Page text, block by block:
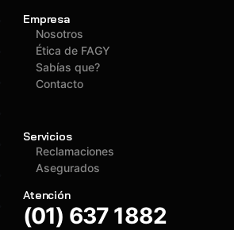
Empresa
Nosotros
Ética de FAGY
Sabías que?
Contacto
Servicios
Reclamaciones
Asegurados
Atención
(01) 637 1882